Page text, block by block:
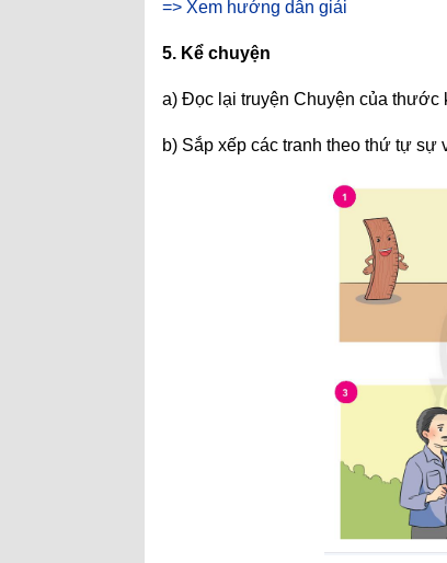
=> Xem hướng dẫn giải
5. Kể chuyện
a) Đọc lại truyện Chuyện của thước
b) Sắp xếp các tranh theo thứ tự sự